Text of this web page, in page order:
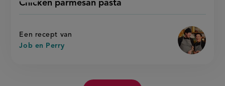
Chicken parmesan pasta
pasta'
Een recept van
Job en Perry
parmesan
pasta